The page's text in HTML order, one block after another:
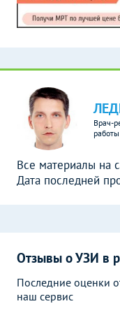
Врач-
Все материалы на
Дата последней
Отзывы о УЗИ в
Последние оценки
наш сервис